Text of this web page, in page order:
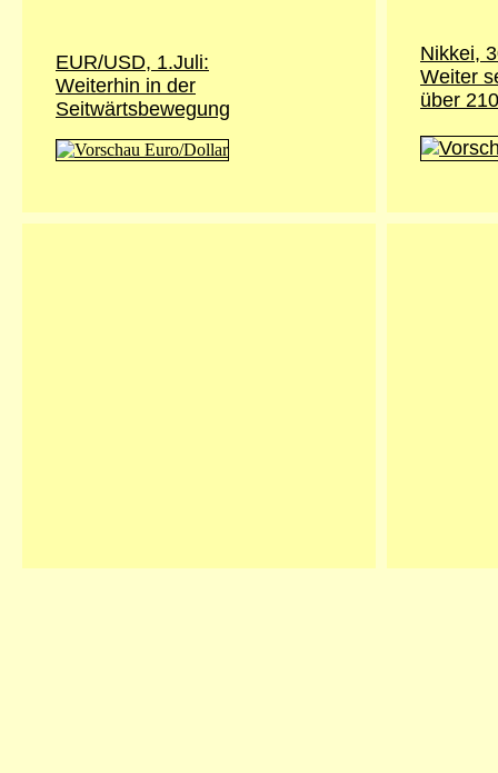
EUR/USD, 1.Juli:
Weiterhin in der
Seitwärtsbewegung
Nikkei,
Weiter
über